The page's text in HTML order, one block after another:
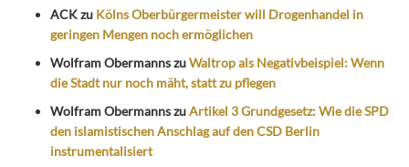
ACKzu Kölns Oberbürgermeister will Drogenhandel in
geringen Mengen noch ermöglichen
Wolfram ObermannszuWaltrop als Negativbeispiel: Wenn
die Stadt nur noch mäht, statt zu pflegen
Wolfram ObermannszuArtikel 3 Grundgesetz: Wie die SPD
den islamistischen Anschlag auf den CSD Berlin
instrumentalisiert